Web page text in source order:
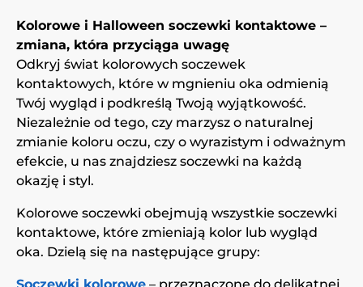
Kolorowe i Halloween soczewki kontaktowe –
zmiana, która przyciąga uwagę
Odkryj świat kolorowych soczewek
kontaktowych, które w mgnieniu oka odmienią
Twój wygląd i podkreślą Twoją wyjątkowość.
Niezależnie od tego, czy marzysz o naturalnej
zmianie koloru oczu, czy o wyrazistym i odważnym
efekcie, u nas znajdziesz soczewki na każdą
okazję i styl.
Kolorowe soczewki obejmują wszystkie soczewki
kontaktowe, które zmieniają kolor lub wygląd
oka. Dzielą się na następujące grupy: